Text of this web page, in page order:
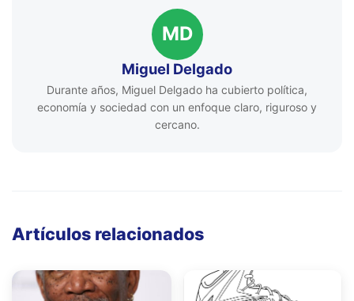
MD
Miguel Delgado
Durante años, Miguel Delgado ha cubierto política,
economía y sociedad con un enfoque claro, riguroso y
cercano.
Artículos relacionados